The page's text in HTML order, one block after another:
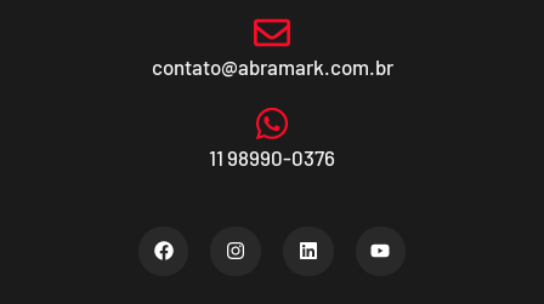
contato@abramark.com.br
11 98990-0376